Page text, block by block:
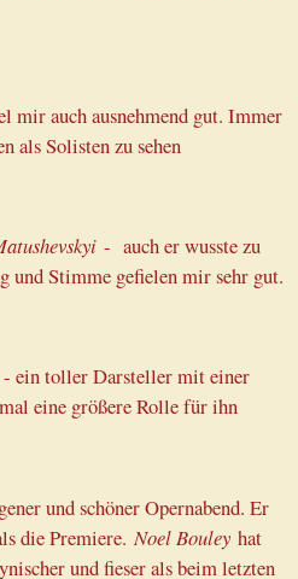
mir auch ausnehmend gut. Immer
als Solisten zu sehen
- auch er wusste zu
und Stimme gefielen mir sehr gut.
- ein toller Darsteller mit einer
eine größere Rolle für ihn
und schöner Opernabend. Er
die Premiere. Noel Bouley hat
und fieser als beim letzten